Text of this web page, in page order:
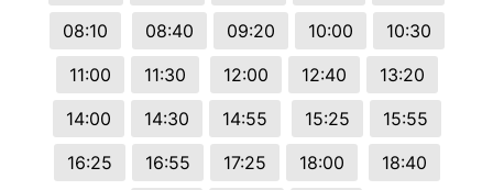
08:10
08:40 09:20 10:00
10:30
11:00
11:30 12:00 12:40
13:20
14:00
14:30 14:55 15:25
15:55
16:25
16:55 17:25 18:00
18:40